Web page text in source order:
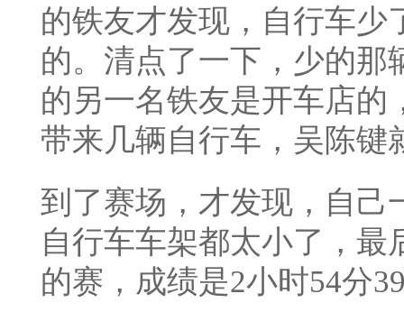
的铁友才发现，自行车少
的。清点了一下，少的那
的另一名铁友是开车店的
带来几辆自行车，吴陈键
到了赛场，才发现，自己
自行车车架都太小了，
的赛，成绩是2小时54分